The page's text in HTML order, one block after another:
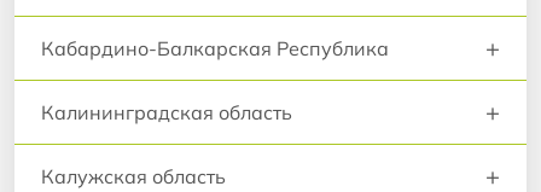
Кабардино-Балкарская Республика +
Калининградская область +
Калужская область +